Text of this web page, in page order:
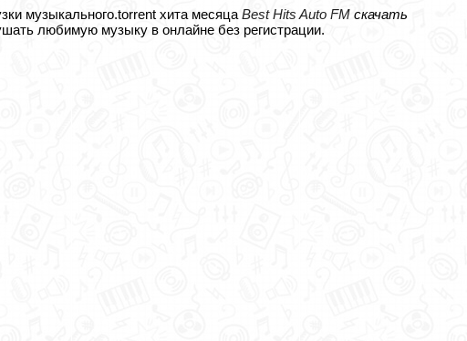
музыкального.torrent хита месяца Best Hits Auto FM скачать
любимую музыку в онлайне без регистрации.